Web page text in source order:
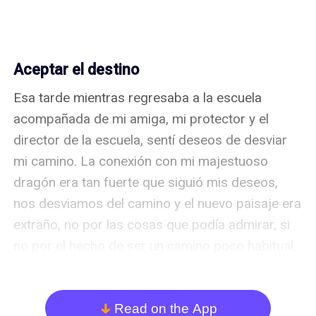
Aceptar el destino
Esa tarde mientras regresaba a la escuela
acompañada de mi amiga, mi protector y el
director de la escuela, sentí deseos de desviar
mi camino. La conexión con mi majestuoso
dragón era tan fuerte que siguió mis deseos,
nos desviamos del camino y el nuevo paisaje era
extraño, no por las cosas que podía admirar, si
-¿Qué haces? ¿a dónde vamos? -dijo mi
arrow_down Read on the App